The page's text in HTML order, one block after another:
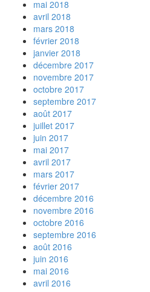
mai 2018
avril 2018
mars 2018
février 2018
janvier 2018
décembre 2017
novembre 2017
octobre 2017
septembre 2017
août 2017
juillet 2017
juin 2017
mai 2017
avril 2017
mars 2017
février 2017
décembre 2016
novembre 2016
octobre 2016
septembre 2016
août 2016
juin 2016
mai 2016
avril 2016